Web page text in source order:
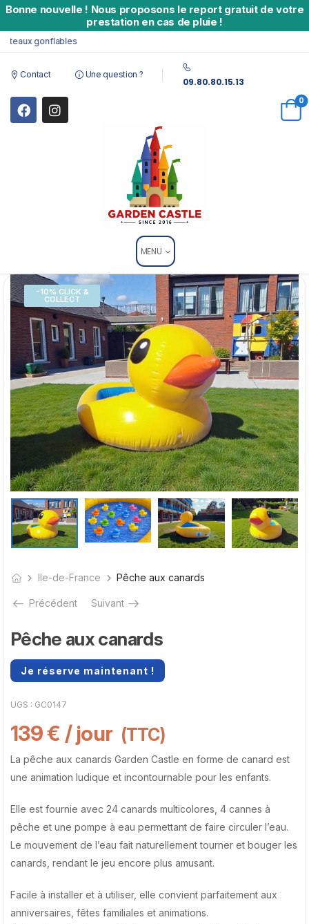
Bonne nouvelle ! Nous proposons le report gratuit de votre
prestation en cas de pluie !
gonflables
Contact Une question ?
09.80.80.15.13
0
MENU
-10% CLICK &
COLLECT
Ile-de-France Pêche aux canards
Précédent Suivant
Pêche aux canards
Je réserve maintenant !
UGS : GC0147
139€ / jour (TTC)
La pêche aux canards Garden Castle en forme de canard est
une animation ludique et incontournable pour les enfants.
Elle est fournie avec 24 canards multicolores, 4 cannes à
pêche et une pompe à eau permettant de faire circuler l’eau.
Le mouvement de l’eau fait naturellement tourner et bouger les
canards, rendant le jeu encore plus amusant.
Facile à installer et à utiliser, elle convient parfaitement aux
anniversaires, fêtes familiales et animations.